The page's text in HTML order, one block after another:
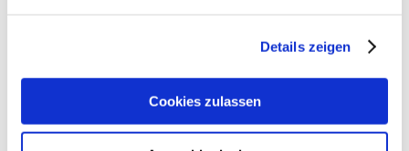
Details zeigen
Cookies zulassen